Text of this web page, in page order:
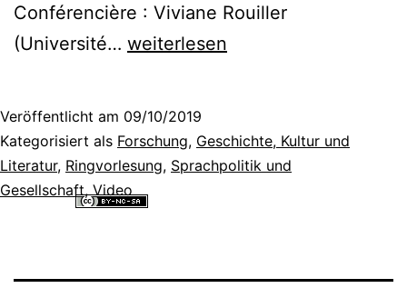
Conférencière : Viviane Rouiller
(Université… Wie
den
Schulen
der
weiterlesen
Veröffentlicht am 09/10/2019
Kategorisiert als Forschung, Geschichte, Kultur und
Literatur, Ringvorlesung, Sprachpolitik und
Gesellschaft, Video